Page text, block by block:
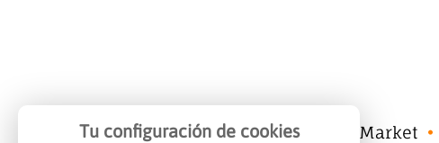
Mercalicante Company Market
Tu configuración de cookies